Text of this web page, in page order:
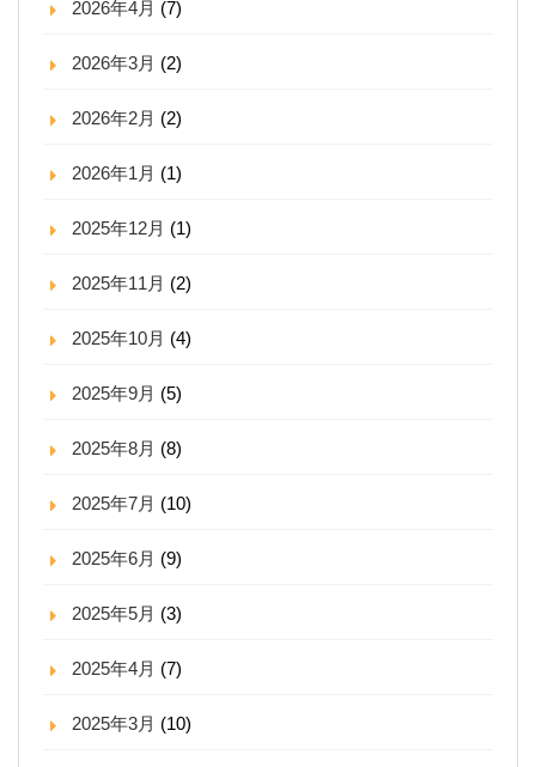
2026年4月 (7)
2026年3月 (2)
2026年2月 (2)
2026年1月 (1)
2025年12月 (1)
2025年11月 (2)
2025年10月 (4)
2025年9月 (5)
2025年8月 (8)
2025年7月 (10)
2025年6月 (9)
2025年5月 (3)
2025年4月 (7)
2025年3月 (10)